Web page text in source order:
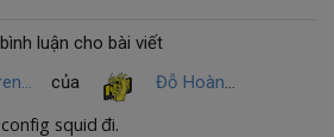
luận cho bài viết
Xây dựng một Transparent Proxy để Filter HTTP và HTTPS với Squid trên Centos7
của Đỗ Hoàng Minh Hưng
squid đi.